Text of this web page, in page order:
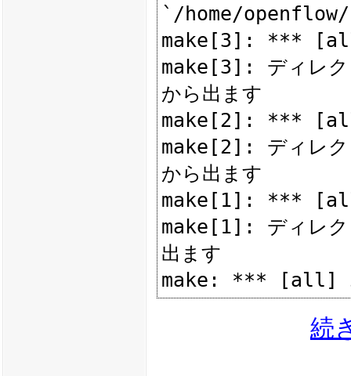
`/home/
make[3]: ***
make[3]: ディレ
から出ます
make[2]: ***
make[2]: ディレ
から出ます
make[1]: ***
make[1]: ディレ
出ます
続